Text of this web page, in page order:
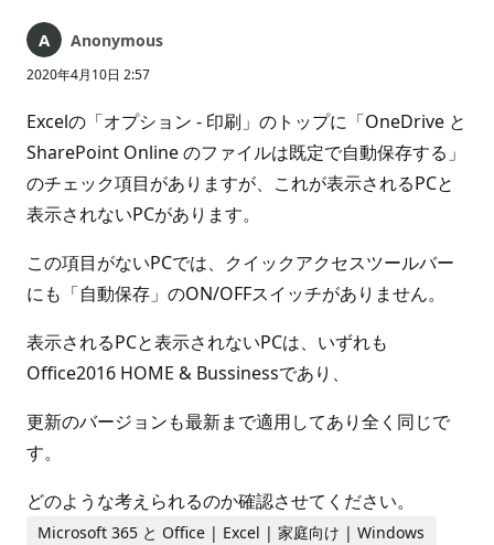
Anonymous
2020年4月10日 2:57
Excelの「オプション - 印刷」のトップに「OneDrive と
SharePoint Online のファイルは既定で自動保存する」
のチェック項目がありますが、これが表示されるPCと
表示されないPCがあります。
この項目がないPCでは、クイックアクセスツールバー
にも「自動保存」のON/OFFスイッチがありません。
表示されるPCと表示されないPCは、いずれも
Office2016 HOME & Bussinessであり、
更新のバージョンも最新まで適用してあり全く同じで
す。
どのような考えられるのか確認させてください。
Microsoft 365 と Office | Excel | 家庭向け | Windows